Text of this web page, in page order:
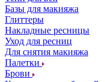
Базы для макияжа
Глиттеры
Накладные ресницы
Уход для ресниц
Для снятия макияжа
Палетки
Брови